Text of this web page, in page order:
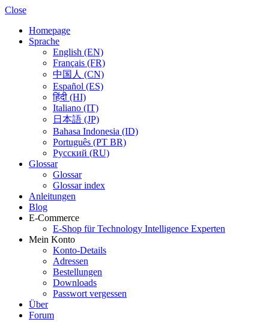
Close
Homepage
Sprache
English (EN)
Français (FR)
中国人 (CN)
Español (ES)
हिंदी (HI)
Italiano (IT)
日本語 (JP)
Bahasa Indonesia (ID)
Português (PT BR)
Pусский (RU)
Glossar
Glossar
Glossar index
Anleitungen
Blog
E-Commerce
E-Shop für Technology Intelligence Experten
Mein Konto
Konto-Details
Adressen
Bestellungen
Downloads
Passwort vergessen
Über
Forum